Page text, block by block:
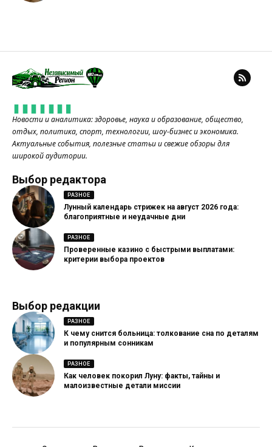
Новости и аналитика: здоровье, наука и образование, общество,
отдых, политика, спорт, технологии, шоу-бизнес и экономика.
Актуальные события, полезные статьи и свежие обзоры для
широкой аудитории.
Выбор редактора
РАЗНОЕ
Лунный календарь стрижек на август 2026 года:
благоприятные и неудачные дни
РАЗНОЕ
Проверенные казино с быстрыми выплатами:
критерии выбора проектов
Выбор редакции
РАЗНОЕ
К чему снится больница: толкование сна по деталям
и популярным сонникам
РАЗНОЕ
Как человек покорил Луну: факты, тайны и
малоизвестные детали миссии